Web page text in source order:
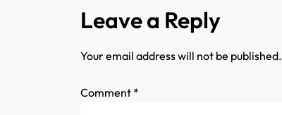
t
n
Leave a Reply
Your email address will not be published.
Comment *